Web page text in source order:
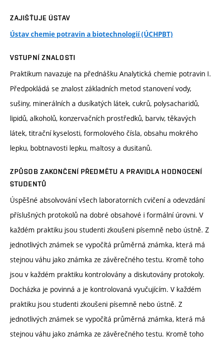
ZAJIŠŤUJE ÚSTAV
Ústav chemie potravin a biotechnologií (ÚCHPBT)
VSTUPNÍ ZNALOSTI
Praktikum navazuje na přednášku Analytická chemie potravin I.
Předpokládá se znalost základních metod stanovení vody,
sušiny, minerálních a dusíkatých látek, cukrů, polysacharidů,
lipidů, alkoholů, konzervačních prostředků, barviv, těkavých
látek, titrační kyselosti, formolového čísla, obsahu mokrého
lepku, bobtnavosti lepku, maltosy a dusitanů.
ZPŮSOB ZAKONČENÍ PŘEDMĚTU A PRAVIDLA HODNOCENÍ
STUDENTŮ
Úspěšné absolvování všech laboratorních cvičení a odevzdání
příslušných protokolů na dobré obsahové i formální úrovni. V
každém praktiku jsou studenti zkoušeni písemně nebo ústně. Z
jednotlivých známek se vypočítá průměrná známka, která má
stejnou váhu jako známka ze závěrečného testu. Kromě toho
jsou v každém praktiku kontrolovány a diskutovány protokoly.
Docházka je povinná a je kontrolovaná vyučujícím. V každém
praktiku jsou studenti zkoušeni písemně nebo ústně. Z
jednotlivých známek se vypočítá průměrná známka, která má
stejnou váhu jako známka ze závěrečného testu. Kromě toho